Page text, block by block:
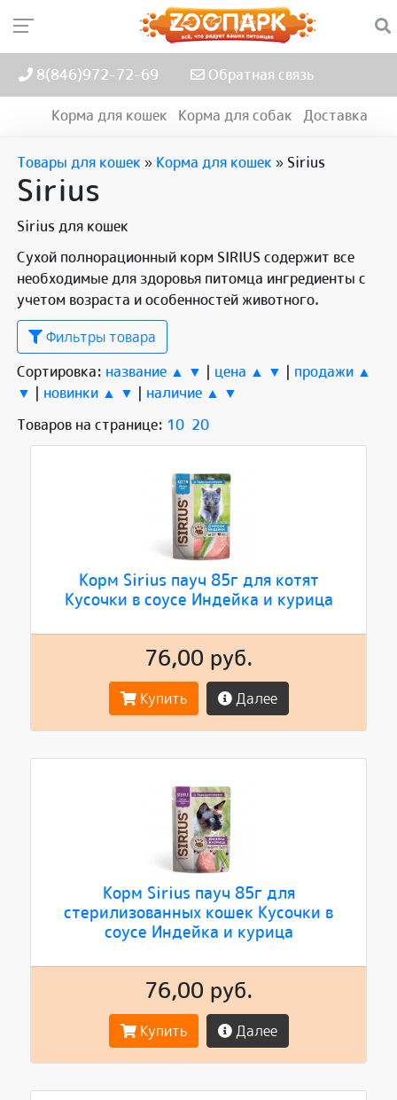
8(846)972-72-69 Обратная связь
Корма для кошек Корма для собак Доставка
Товары для кошек » Корма для кошек » Sirius
Sirius
Sirius для кошек
Сухой полнорационный корм SIRIUS содержит все
необходимые для здоровья питомца ингредиенты с
учетом возраста и особенностей животного.
Фильтры товара
Сортировка: название ▲ ▼ | цена ▲ ▼ | продажи ▲
▼ | новинки ▲ ▼ | наличие ▲ ▼
Товаров на странице: 10 20
Корм Sirius пауч 85г для котят
Кусочки в соусе Индейка и курица
76,00 руб.
Купить Далее
Корм Sirius пауч 85г для
стерилизованных кошек Кусочки в
соусе Индейка и курица
76,00 руб.
Купить Далее